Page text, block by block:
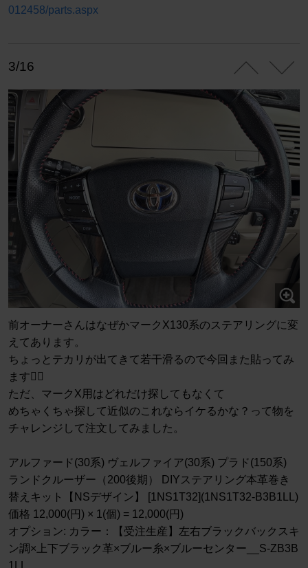
012458/parts.aspx
3/16
前オーナーさんはなぜかマークX130系のステアリングに変
えてあります。
ちょっとテカリが出てきて若干滑るので今回また貼ってみ
ます😵‍💫
ただ、マークX用はどれだけ探してもなくて
めちゃくちゃ探して近似のこれならイケるかな？って物を
チャレンジして注文してみました。
アルファード(30系) ヴェルファイア(30系) プラド(150系)
ランドクルーザー（200後期） DIYステアリング本革巻き
替えキット【NSデザイン】 [1NS1T32](1NS1T32-B3B1LL)
価格 12,000(円) × 1(個) = 12,000(円)
オプション: カラー：【受注生産】左右ブラックバックスキ
ン調×上下ブラック革×ブルー糸×ブルーセンター__S-ZB3B